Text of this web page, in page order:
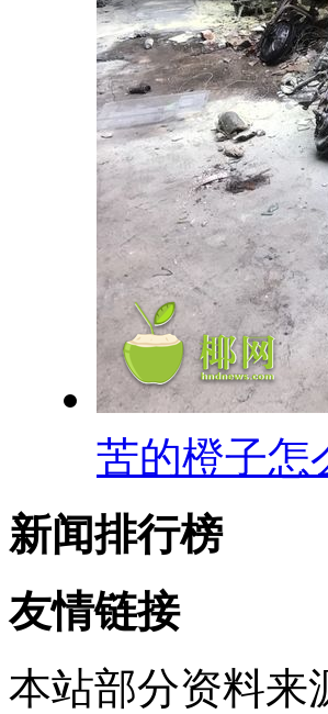
苦的橙子怎
新闻排行榜
友情链接
本站部分资料来